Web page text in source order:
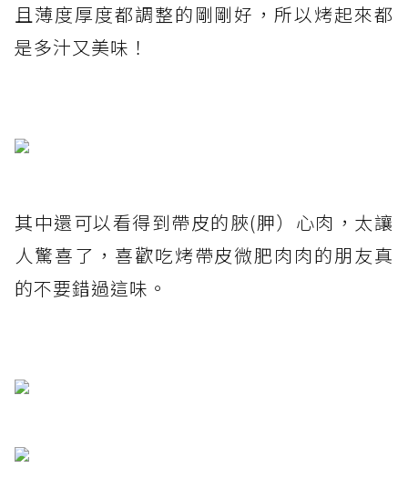
且薄度厚度都調整的剛剛好，所以烤起來都
是多汁又美味！
其中還可以看得到帶皮的脥(胛）心肉，太讓
人驚喜了，喜歡吃烤帶皮微肥肉肉的朋友真
的不要錯過這味。